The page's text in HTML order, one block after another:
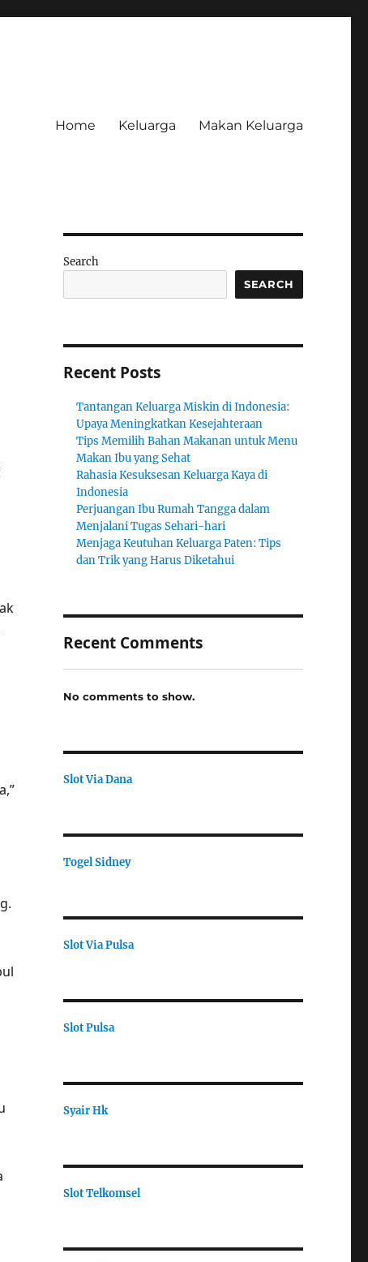
Home Keluarga Makan Keluarga
Search
SEARCH
Recent Posts
Tantangan Keluarga Miskin di Indonesia:
Upaya Meningkatkan Kesejahteraan
Tips Memilih Bahan Makanan untuk Menu
Makan Ibu yang Sehat
Rahasia Kesuksesan Keluarga Kaya di
Indonesia
Perjuangan Ibu Rumah Tangga dalam
Menjalani Tugas Sehari-hari
Menjaga Keutuhan Keluarga Paten: Tips
dan Trik yang Harus Diketahui
Recent Comments
No comments to show.
Slot Via Dana
Togel Sidney
Slot Via Pulsa
Slot Pulsa
Syair Hk
Slot Telkomsel